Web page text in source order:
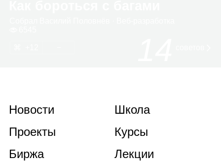
Новости
Проекты
Биржа
Школа
Курсы
Лекции